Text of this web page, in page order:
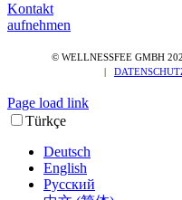
Kontakt
aufnehmen
© WELLNESSFEE GMBH
|
Page load link
NachTürkçe
Deutsch
English
Русский